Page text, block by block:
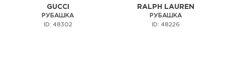
GUCCI
РУБАШКА
ID: 48302
RALPH LAUREN
РУБАШКА
ID: 48226